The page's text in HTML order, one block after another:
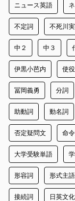
ニュース英語
不定詞 不死川
中２ 中３
伊黒小芭内 使
冨岡義勇 分詞
助動詞 動名詞
否定疑問文 命
大学受験単語
形容詞 形式主語
接続詞 日英文